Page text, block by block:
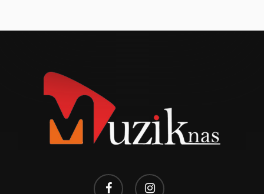
facebook instagram